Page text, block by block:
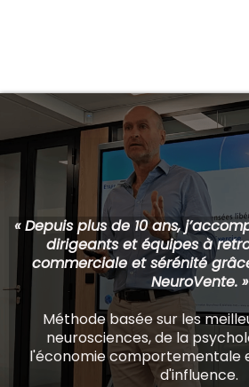
« Depuis plus de 10 ans,
dirigeants et équipes à
commerciale et sérénité
NeuroVente. »
Méthode basée sur les
neurosciences, de la
l'économie comportementale
d'influence.